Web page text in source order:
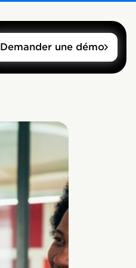
Demander une démo